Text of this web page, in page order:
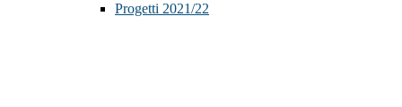
Progetti 2021/22